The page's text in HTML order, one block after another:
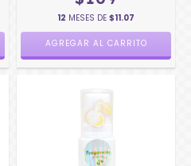
12 MESES DE $11.07